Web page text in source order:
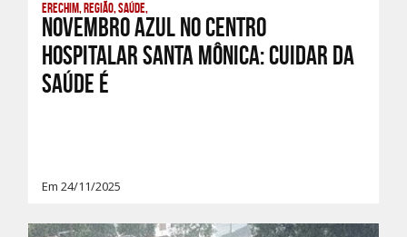
Erechim, Região, Saúde,
Novembro Azul no Centro
Hospitalar Santa Mônica: Cuidar da
Saúde é
Em 24/11/2025